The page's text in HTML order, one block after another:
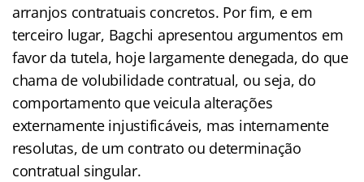
arranjos contratuais concretos. Por fim, e em
terceiro lugar, Bagchi apresentou argumentos em
favor da tutela, hoje largamente denegada, do que
chama de volubilidade contratual, ou seja, do
comportamento que veicula alterações
externamente injustificáveis, mas internamente
resolutas, de um contrato ou determinação
contratual singular.